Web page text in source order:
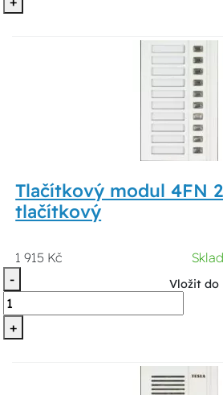
Tlačítkový modul 4FN
tlačítkový
1 915 Kč
-
+
Vložit do